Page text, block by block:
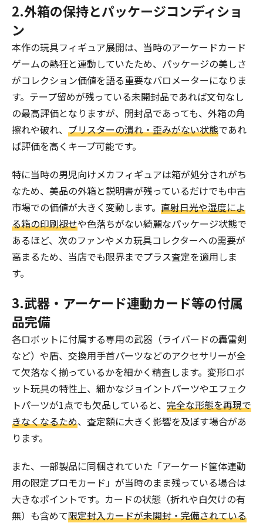
2.外箱の保持とパッケージコンディショ
ン
本作の玩具フィギュア展開は、当時のアーケードカード
ゲームの熱狂と連動していたため、パッケージの美しさ
がコレクション価値を語る重要なバロメーターになりま
す。テープ留めが残っている未開封品であれば文句なし
の最高評価となりますが、開封品であっても、外箱の角
擦れや破れ、 ブリスターの潰れ・歪みがない状態であれ
ば評価を高くキープ可能です。
特に当時の男児向けメカフィギュアは箱が処分されがち
なため、美品の外箱と説明書が残っているだけでも中古
市場での価値が大きく変動します。 直射日光や湿度によ
る箱の印刷褪せや色落ちがない綺麗なパッケージ状態で
あるほど、次のファンやメカ玩具コレクターへの需要が
高まるため、当店でも限界までプラス査定を適用しま
す。
3.武器・アーケード連動カード等の付属
品完備
各ロボットに付属する専用の武器（ライバードの轟雷剣
など）や盾、交換用手首パーツなどのアクセサリーが全
て欠落なく揃っているかを細かく精査します。変形ロボ
ット玩具の特性上、細かなジョイントパーツやエフェク
トパーツが1点でも欠品していると、 完全な形態を再現で
きなくなるため、査定額に大きく影響を及ぼす場合があ
ります。
また、一部製品に同梱されていた「アーケード筐体連動
用の限定プロモカード」が当時のまま残っている場合は
大きなポイントです。カードの状態（折れや白欠けの有
無）も含めて限定封入カードが未開封・完備されている